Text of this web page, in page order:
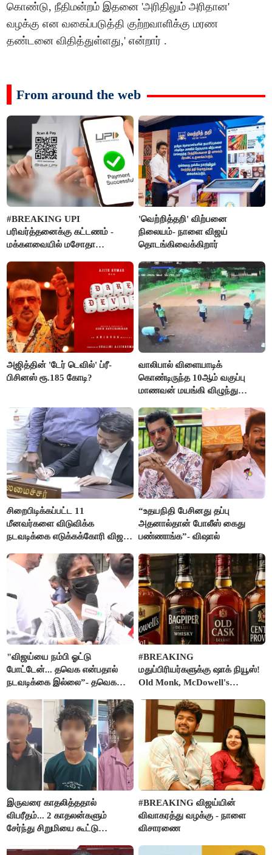
கொண்டு, நீதிமன்றம் இதனை 'அரிதிலும் அரிதான'
வழக்கு என வகைப்படுத்தி குற்றவாளிக்கு மரண
தண்டனை விதித்துள்ளது,' என்றார் .
From around the web
#BREAKING UPI
பரிவர்த்தனைக்கு கட்டணம் -
மக்களவையில் மசோதா
'வெற்றித்தறி' விற்பனை
நிலையம்- நாளை விஜய்
தொடங்கிவைக்கிறார்
அஜித்தின் 'டேர் டெவில்' ப்ரீ-
பிசினஸ் ரூ.185 கோடி?
வாலிபால் விளையாடிக்
கொண்டிருந்த 10ஆம் வகுப்பு
மாணவன் மயங்கி விழுந்து
சிறைபிடிக்கப்பட்ட 11
மீனவர்களை விடுவிக்க
நடவடிக்கை எடுக்கக்கோரி விஜய்
“உதயநிதி பேசினது தப்பு
அதனால்தான் போலீஸ் கைது
பண்ணாங்க”- விஷால்
"விஜய்யை நம்பி ஓட்டு
போட்டேன்... தவெக என்பதால்
நடவடிக்கை இல்லை”- தவெக
கதறல்
#BREAKING
மதுப்பிரியர்களுக்கு ஷாக் நியூஸ்!
Old Monk, McDowell's
FSSAI தடை
இருவரை காதலித்ததால்
விபரீதம்... 2 காதலன்களும்
சேர்ந்து சிறுமியை கூட்டு
#BREAKING விஜய்யின்
விவாகரத்து வழக்கு - நாளை
விசாரணை